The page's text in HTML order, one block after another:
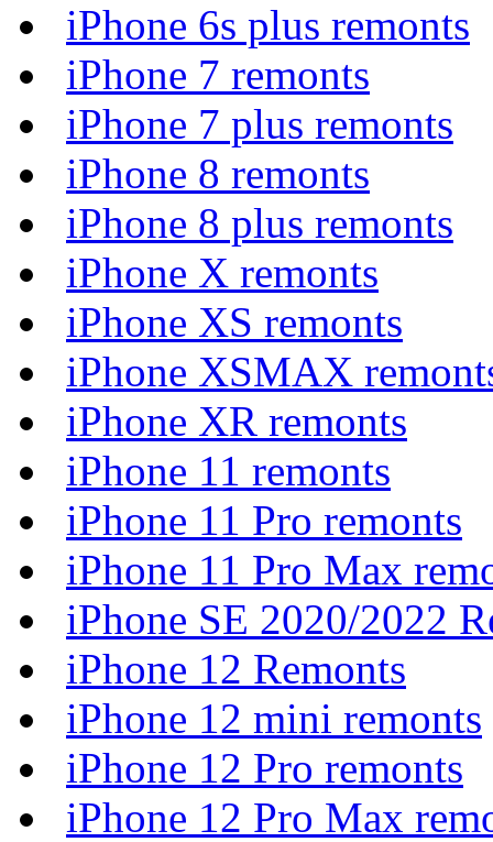
iPhone 6s plus remonts
iPhone 7 remonts
iPhone 7 plus remonts
iPhone 8 remonts
iPhone 8 plus remonts
iPhone X remonts
iPhone XS remonts
iPhone XSMAX
iPhone XR remonts
iPhone 11 remonts
iPhone 11 Pro remonts
iPhone 11 Pro Max
iPhone SE 2020/2022
iPhone 12 Remonts
iPhone 12 mini remonts
iPhone 12 Pro remonts
iPhone 12 Pro Max